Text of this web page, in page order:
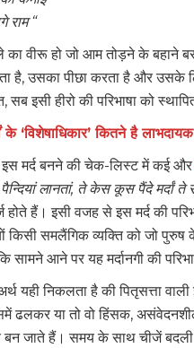
राम “
का वीरू हो जो आम तोड़ने के बहाने
है, उसका पीछा करता है और उसके
सब इसी हीरो की परिभाषा को
के ‘विशेषाधिकार’ कितने है
मर्द बनने की चेक-लिस्ट में कई और
लानतां, ते केस कूस पैंदे मर्दां ते
होते हैं। इसी वजह से इस मर्द की
किसी समलैंगिक व्यक्ति को जो
सामने आने पर यह मर्दानगी की
यही निकलता है की पितृसत्ता
ढलकर या तो वो हिंसक,
बन जाते हैं। समय के साथ चीजें